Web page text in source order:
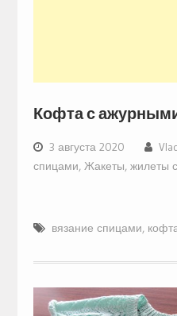
Кофта с
3 августа 2020
спицами, Жакеты, жилеты
вязание спицами,